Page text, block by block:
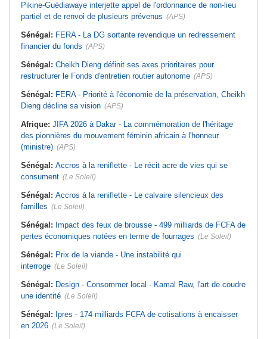
Pikine-Guédiawaye interjette appel de l'ordonnance de non-lieu
partiel et de renvoi de plusieurs prévenus (APS)
Sénégal: FERA - La DG sortante revendique un redressement
financier du fonds (APS)
Sénégal: Cheikh Dieng définit ses axes prioritaires pour
restructurer le Fonds d'entretien routier autonome (APS)
Sénégal: FERA - Priorité à l'économie de la préservation, Cheikh
Dieng décline sa vision (APS)
Afrique: JIFA 2026 à Dakar - La commémoration de l'héritage
des pionnières du mouvement féminin africain à l'honneur
(ministre) (APS)
Sénégal: Accros à la reniflette - Le récit acre de vies qui se
consument (Le Soleil)
Sénégal: Accros à la reniflette - Le calvaire silencieux des
familles (Le Soleil)
Sénégal: Impact des feux de brousse - 499 milliards de FCFA de
pertes économiques notées en terme de fourrages (Le Soleil)
Sénégal: Prix de la viande - Une instabilité qui
interroge (Le Soleil)
Sénégal: Design - Consommer local - Kamal Raw, l'art de coudre
une identité (Le Soleil)
Sénégal: Ipres - 174 milliards FCFA de cotisations à encaisser
en 2026 (Le Soleil)